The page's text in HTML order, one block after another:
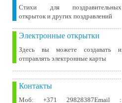
Стихи для поздравительных
открыток и других поздравлений
Электронные открытки
Здесь вы можете создавать и
отправлять электронные карты
Контакты
Моб: +371 29828387Email :